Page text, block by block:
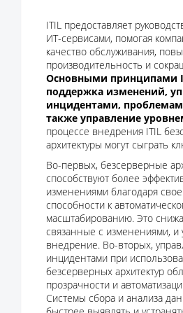
ITIL предоставляет
ИТ-сервисами, помогая
качество обслуживания,
производительность и
Основными принципами
поддержка изменений,
инцидентами,
также управление
процессе внедрения ITIL
архитектуры могут сыграть
Во-первых, безсерверные
способствуют более
изменениями благодаря
способности к
масштабированию. Это
связанные с изменениями, и
внедрение. Во-вторых,
инцидентами при
безсерверных архитектур
прозрачности и
Системы сбора и анализа